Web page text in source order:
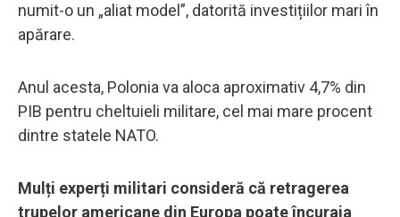
numit-o un „aliat model”, datorită investițiilor mari în
apărare.
Anul acesta, Polonia va aloca aproximativ 4,7% din
PIB pentru cheltuieli militare, cel mai mare procent
dintre statele NATO.
Mulți experți militari consideră că retragerea
trupelor americane din Europa poate încuraja